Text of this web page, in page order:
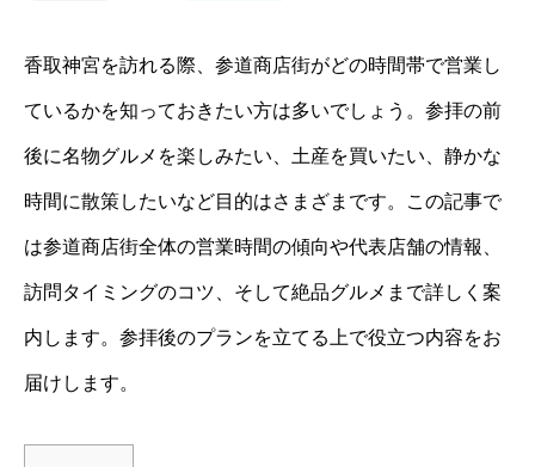
香取神宮を訪れる際、参道商店街がどの時間帯で営業し
ているかを知っておきたい方は多いでしょう。参拝の前
後に名物グルメを楽しみたい、土産を買いたい、静かな
時間に散策したいなど目的はさまざまです。この記事で
は参道商店街全体の営業時間の傾向や代表店舗の情報、
訪問タイミングのコツ、そして絶品グルメまで詳しく案
内します。参拝後のプランを立てる上で役立つ内容をお
届けします。